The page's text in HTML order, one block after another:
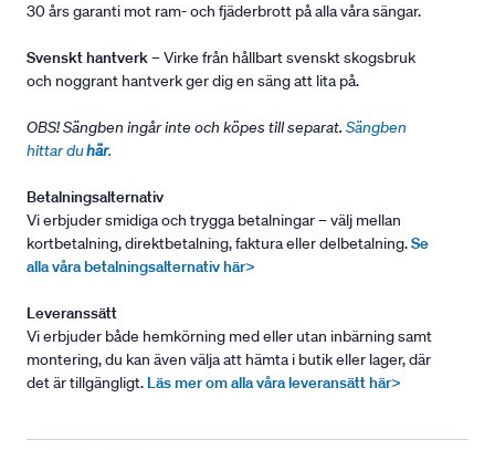
30 års garanti mot ram- och fjäderbrott på alla våra sängar.
Svenskt hantverk– Virke från hållbart svenskt skogsbruk
och noggrant hantverk ger dig en säng att lita på.
OBS! Sängben ingår inte och köpes till separat. Sängben
hittar duhär.
Betalningsalternativ
Vi erbjuder smidiga och trygga betalningar – välj mellan
kortbetalning, direktbetalning, faktura eller delbetalning.Se
alla våra betalningsalternativ här>
Leveranssätt
Vi erbjuder både hemkörning med eller utan inbärning samt
montering, du kan även välja att hämta i butik eller lager, där
det är tillgängligt. Läs mer om alla våra leveransätt här>